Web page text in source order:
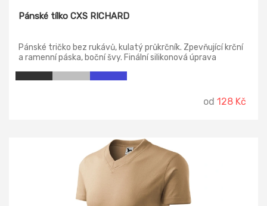
Pánské tílko CXS RICHARD
Pánské tričko bez rukávů, kulatý průkrčník. Zpevňující krční
a ramenní páska, boční švy. Finální silikonová úprava
od 128 Kč